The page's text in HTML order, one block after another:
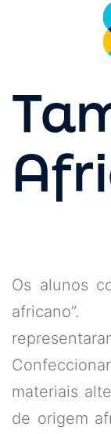
Os alunos
africano”.
materiais
de origem